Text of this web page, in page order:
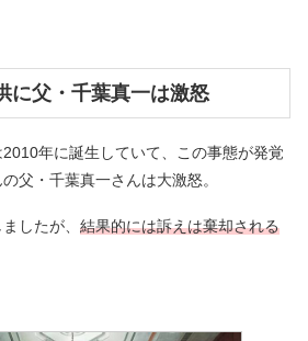
に父・千葉真一は激怒
年に誕生していて、この事態が発覚
父・千葉真一さんは大激怒。
したが、 結果的には訴えは棄却される